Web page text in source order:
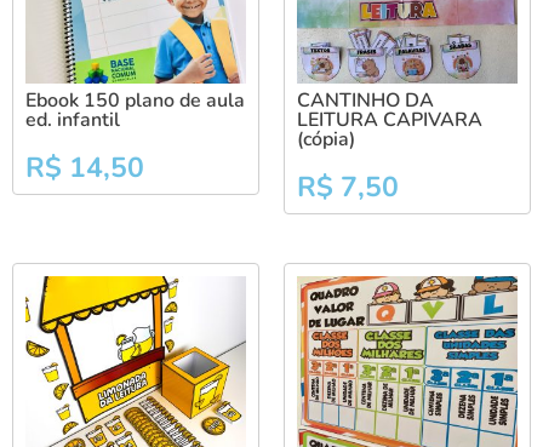
Ebook 150 plano de aula
ed. infantil
R$ 14,50
CANTINHO DA
LEITURA CAPIVARA
(cópia)
R$ 7,50